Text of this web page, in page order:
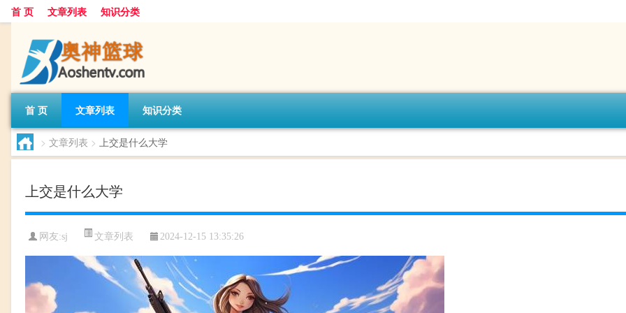
首 页 文章列表 知识分类
首 页 文章列表 知识分类
> 文章列表 > 上交是什么大学
上交是什么大学
网友:sj 文章列表 2024-12-15 13:35:26